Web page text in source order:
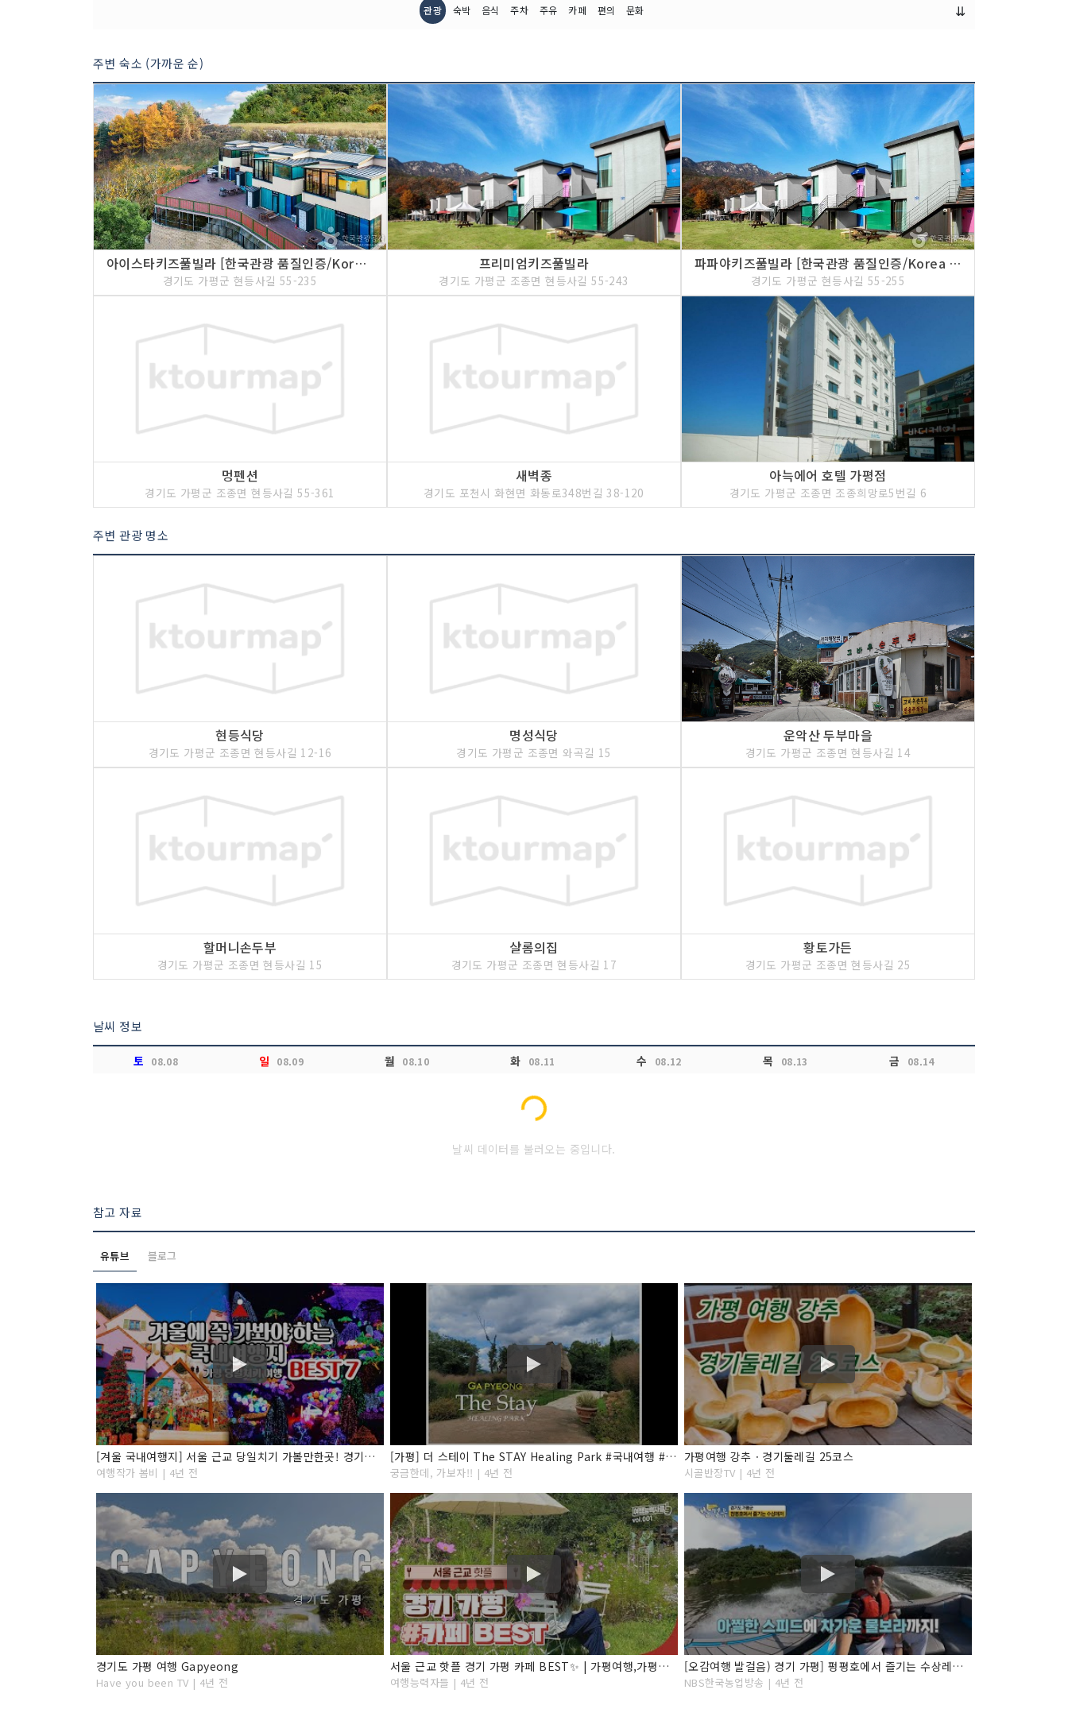
관광 숙박 음식 주차 주유 카페 편의 문화 ⇊
주변 숙소 (가까운 순)
아이스타키즈풀빌라 [한국관광 품질인증/Korea Quality]
경기도 가평군 현등사길 55-235
프리미엄키즈풀빌라
경기도 가평군 조종면 현등사길 55-243
파파야키즈풀빌라 [한국관광 품질인증/Korea Quality]
경기도 가평군 현등사길 55-255
멍펜션
경기도 가평군 조종면 현등사길 55-361
새벽종
경기도 포천시 화현면 화동로348번길 38-120
아늑에어 호텔 가평점
경기도 가평군 조종면 조종희망로5번길 6
주변 관광 명소
현등식당
경기도 가평군 조종면 현등사길 12-16
명성식당
경기도 가평군 조종면 와곡길 15
운악산 두부마을
경기도 가평군 조종면 현등사길 14
할머니손두부
경기도 가평군 조종면 현등사길 15
샬롬의집
경기도 가평군 조종면 현등사길 17
황토가든
경기도 가평군 조종면 현등사길 25
날씨 정보
토 08.08 일 08.09 월 08.10 화 08.11 수 08.12 목 08.13 금 08.14
Loading...
날씨 데이터를 불러오는 중입니다.
참고 자료
유튜브 블로그
[겨울 국내여행지] 서울 근교 당일치기 가볼만한곳! 경기도 가평 여행 BEST7 아침고요수목원/오색별빛정원전
여행작가 봄비 | 4년 전
[가평] 더 스테이 The STAY Healing Park #국내여행 #경기여행 #가평여행
궁금한데, 가보자!! | 4년 전
가평여행 강추ㆍ경기둘레길 25코스
시골반장TV | 4년 전
경기도 가평 여행 Gapyeong
Have you been TV | 4년 전
서울 근교 핫플 경기 가평 카페 BEST✨ | 가평여행,가평가볼만한곳,가평여행코스,경기도가볼만한곳, 서울근교가볼만한곳,가평카페,서울근교드라이브,서울근교카페,경기도카페,가평데이트
여행능력자들 | 4년 전
[오감여행 발걸음) 경기 가평] 펑평호에서 즐기는 수상레저 ''
NBS한국농업방송 | 4년 전